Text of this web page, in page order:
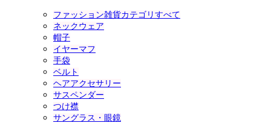
ファッション雑貨カテゴリすべて
ネックウェア
帽子
イヤーマフ
手袋
ベルト
ヘアアクセサリー
サスペンダー
つけ襟
サングラス・眼鏡